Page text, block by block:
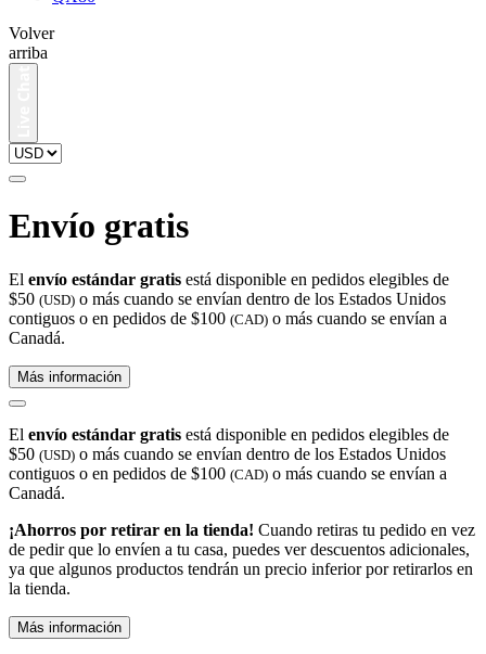
Volver
arriba
Envío gratis
El envío estándar gratis está disponible en pedidos elegibles de
$50 (USD) o más cuando se envían dentro de los Estados Unidos
contiguos o en pedidos de $100 (CAD) o más cuando se envían a
Canadá.
Más información
El envío estándar gratis está disponible en pedidos elegibles de
$50 (USD) o más cuando se envían dentro de los Estados Unidos
contiguos o en pedidos de $100 (CAD) o más cuando se envían a
Canadá.
¡Ahorros por retirar en la tienda! Cuando retiras tu pedido en vez
de pedir que lo envíen a tu casa, puedes ver descuentos adicionales,
ya que algunos productos tendrán un precio inferior por retirarlos en
la tienda.
Más información